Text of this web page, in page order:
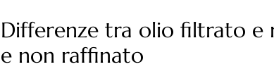
Differenze tra olio filtrato
e non raffinato